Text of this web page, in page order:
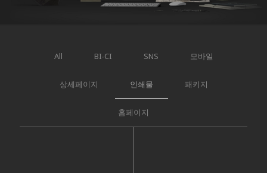
All BI∙CI SNS 모바일
상세페이지 인쇄물 패키지
홈페이지